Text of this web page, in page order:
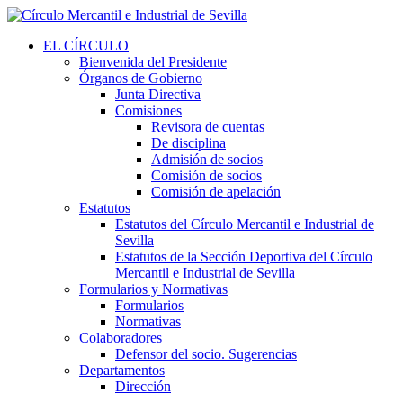
EL CÍRCULO
Bienvenida del Presidente
Órganos de Gobierno
Junta Directiva
Comisiones
Revisora de cuentas
De disciplina
Admisión de socios
Comisión de socios
Comisión de apelación
Estatutos
Estatutos del Círculo Mercantil e Industrial de
Sevilla
Estatutos de la Sección Deportiva del Círculo
Mercantil e Industrial de Sevilla
Formularios y Normativas
Formularios
Normativas
Colaboradores
Defensor del socio. Sugerencias
Departamentos
Dirección